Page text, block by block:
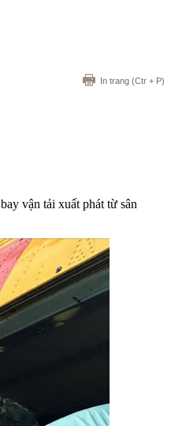
In trang (Ctr + P)
vận tải xuất phát từ sân